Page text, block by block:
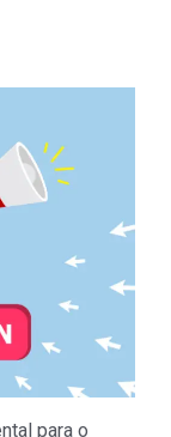
para o